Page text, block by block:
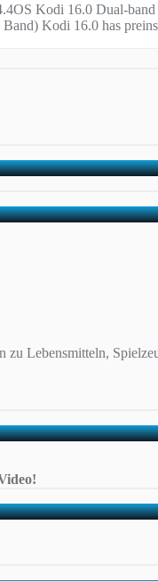
Kodi 16.0 Dual-
Kodi 16.0 has
zu Lebensmitteln,